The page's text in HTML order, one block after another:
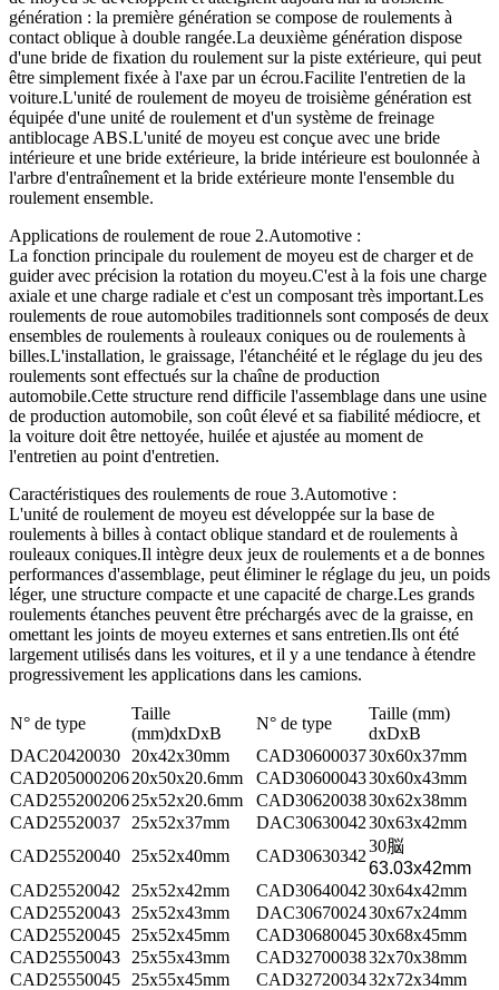
génération : la première génération se compose de roulements à
contact oblique à double rangée.La deuxième génération dispose
d'une bride de fixation du roulement sur la piste extérieure, qui peut
être simplement fixée à l'axe par un écrou.Facilite l'entretien de la
voiture.L'unité de roulement de moyeu de troisième génération est
équipée d'une unité de roulement et d'un système de freinage
antiblocage ABS.L'unité de moyeu est conçue avec une bride
intérieure et une bride extérieure, la bride intérieure est boulonnée à
l'arbre d'entraînement et la bride extérieure monte l'ensemble du
roulement ensemble.
Applications de roulement de roue 2.Automotive :
La fonction principale du roulement de moyeu est de charger et de
guider avec précision la rotation du moyeu.C'est à la fois une charge
axiale et une charge radiale et c'est un composant très important.Les
roulements de roue automobiles traditionnels sont composés de deux
ensembles de roulements à rouleaux coniques ou de roulements à
billes.L'installation, le graissage, l'étanchéité et le réglage du jeu des
roulements sont effectués sur la chaîne de production
automobile.Cette structure rend difficile l'assemblage dans une usine
de production automobile, son coût élevé et sa fiabilité médiocre, et
la voiture doit être nettoyée, huilée et ajustée au moment de
l'entretien au point d'entretien.
Caractéristiques des roulements de roue 3.Automotive :
L'unité de roulement de moyeu est développée sur la base de
roulements à billes à contact oblique standard et de roulements à
rouleaux coniques.Il intègre deux jeux de roulements et a de bonnes
performances d'assemblage, peut éliminer le réglage du jeu, un poids
léger, une structure compacte et une capacité de charge.Les grands
roulements étanches peuvent être préchargés avec de la graisse, en
omettant les joints de moyeu externes et sans entretien.Ils ont été
largement utilisés dans les voitures, et il y a une tendance à étendre
progressivement les applications dans les camions.
N° de type
Taille
(mm)dxDxB
N° de type
Taille (mm)
dxDxB
DAC20420030
20x42x30mm CAD3060003730x60x37mm
CAD20500020620x50x20.6mm CAD3060004330x60x43mm
CAD25520020625x52x20.6mm CAD3062003830x62x38mm
CAD25520037
25x52x37mm DAC3063004230x63x42mm
CAD25520040
25x52x40mm CAD30630342
30脳
63.03x42mm
CAD25520042
25x52x42mm CAD3064004230x64x42mm
CAD25520043
25x52x43mm DAC3067002430x67x24mm
CAD25520045
25x52x45mm CAD3068004530x68x45mm
CAD25550043
25x55x43mm CAD3270003832x70x38mm
CAD25550045
25x55x45mm CAD3272003432x72x34mm